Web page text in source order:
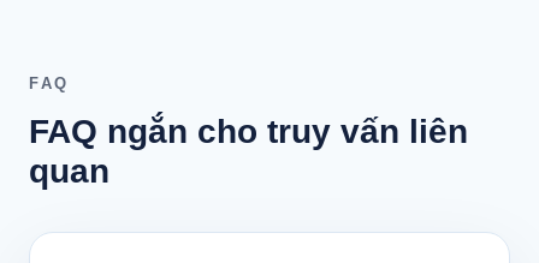
FAQ
FAQ ngắn cho truy vấn liên
quan